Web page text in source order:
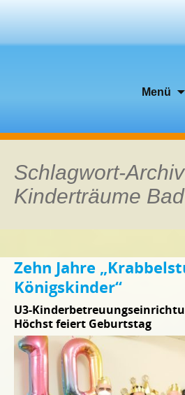
Menü
Schlagwort-
Kinderträume
Zehn Jahre
Königskinder“
U3-
Höchst feiert Geburtstag